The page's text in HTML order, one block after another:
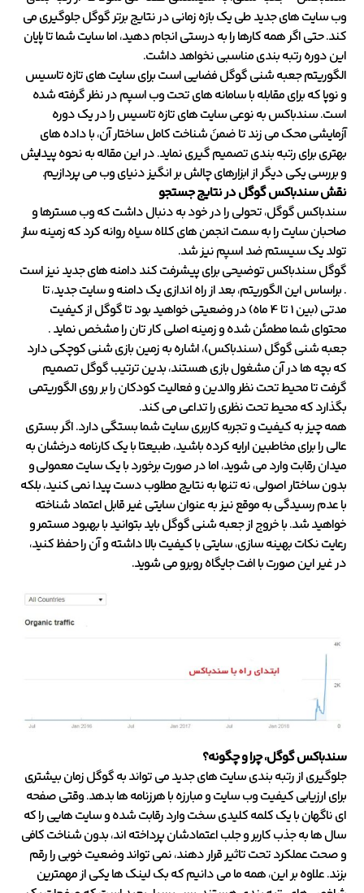
وب سایت های جدید طی یک بازه زمانی در نتایج برتر گوگل جلوگیری می
کند. حتی اگر همه کارها را به درستی انجام دهید، اما سایت شما تا پایان
این دوره رتبه بندی مناسبی نخواهد داشت.
الگوریتم جعبه شنی گوگل فضایی است برای سایت های تازه تاسیس
و نوپا که برای مقابله با سامانه های تحت وب اسپم در نظر گرفته شده
است. سندباکس به نوعی سایت های تازه تاسیس را در یک دوره
آزمایشی محک می زند تا ضمنَ شناخت کامل ساختار آن، با داده های
بهتری برای رتبه بندی تصمیم گیری نماید. در این مقاله به نحوه پیدایش
و بررسی یکی دیگر از ابزارهای چالش بر انگیز دنیای وب می پردازیم.
نقش سندباکس گوگل در نتایج جستجو
سندباکس گوگل، تحولی را در خود به دنبال داشت که وب مسترها و
صاحبان سایت را به سمت انجمن های کلاه سیاه روانه کرد که زمینه ساز
تولد یک سیستم ضد اسپم نیز شد.
گوگل سندباکس توضیحی برای پیشرفت کند دامنه های جدید نیز است
. براساس این الگوریتم، بعد از راه اندازی یک دامنه و سایت جدید، تا
مدتی (بین 1 تا 4 ماه) در وضعیتی خواهید بود تا گوگل از کیفیت
محتوای شما مطمئن شده و زمینه اصلی کار تان را مشخص نماید .
جعبه شنی گوگل (سندباکس)، اشاره به زمین بازی شنی کوچکی دارد
که بچه ها در آن مشغول بازی هستند، بدین ترتیب گوگل تصمیم
گرفت تا محیط تحت نظر والدین و فعالیت کودکان را بر روی الگوریتمی
بگذارد که محیط تحت نظری را تداعی می کند.
همه چیز به کیفیت و تجربه کاربری سایت شما بستگی دارد. اگر بستری
عالی را برای مخاطبین ارایه کرده باشید، طبیعتا با یک کارنامه درخشان به
میدان رقابت وارد می شوید، اما در صورت برخورد با یک سایت معمولی و
بدون ساختار اصولی، نه تنها به نتایج مطلوب دست پیدا نمی کنید، بلکه
با عدم رسیدگی به موقع نیز به عنوان سایتی غیر قابل اعتماد شناخته
خواهید شد. با خروج از جعبه شنی گوگل باید بتوانید با بهبود مستمر و
رعایت نکات بهینه سازی، سایتی با کیفیت بالا داشته و آن را حفظ کنید،
در غیر این صورت با افت جایگاه روبرو می شوید.
سندباکس گوگل، چرا و چگونه؟
جلوگیری از رتبه بندی سایت های جدید می تواند به گوگل زمان بیشتری
برای ارزیابی کیفیت وب سایت و مبارزه با هرزنامه ها بدهد. وقتی صفحه
ای ناگهان با یک کلمه کلیدی سخت وارد رقابت شده و سایت هایی را که
سال ها به جذب کاربر و جلب اعتمادشان پرداخته اند، بدون شناخت کافی
و صحت عملکرد تحت تاثیر قرار دهند، نمی تواند وضعیت خوبی را رقم
بزند. علاوه بر این، همه ما می دانیم که بک لینک ها یکی از مهمترین